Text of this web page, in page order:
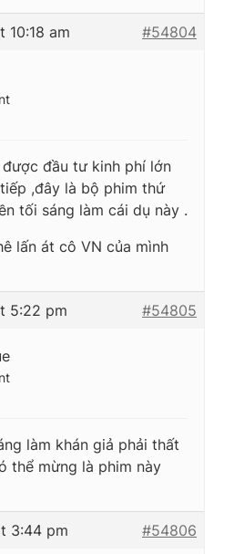
10:18 am #54804
được đầu tư kinh phí lớn
,đây là bộ phim thứ
tối sáng làm cái dụ này .
lấn át cô VN của mình
5:22 pm #54805
làm khán giả phải thất
thể mừng là phim này
3:44 pm #54806